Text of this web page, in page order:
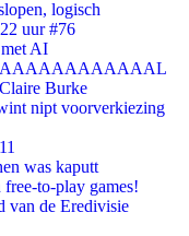
logisch
uur #76
AI
Burke
nipt voorverkiezing
was kaputt
to-play games!
van de Eredivisie